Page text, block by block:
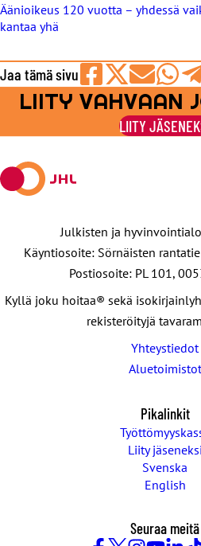
Äänioikeus 120 vuotta – yhdessä
kantaa yhä
Jaa tämä sivu
Jaa
Facebookissa
Jaa
viestipalvelu
X:ssä
Jaa Jaa Jaa
LIITY VAHVAAN
LIITY
Julkisten ja
Käyntiosoite: Sörnäisten
Postiosoite: PL 101,
Kyllä joku hoitaa® sekä
rekisteröityjä
Yhteystiedot
Aluetoimistot
Pikalinkit
Liity jäseneksi
Svenska
English
Seuraa meitä